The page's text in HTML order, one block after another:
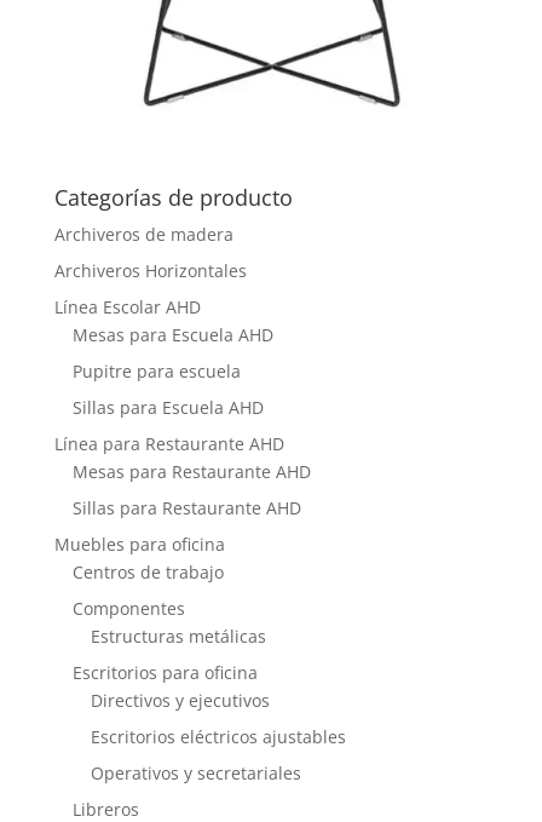
Categorías de producto
Archiveros de madera
Archiveros Horizontales
Línea Escolar AHD
Mesas para Escuela AHD
Pupitre para escuela
Sillas para Escuela AHD
Línea para Restaurante AHD
Mesas para Restaurante AHD
Sillas para Restaurante AHD
Muebles para oficina
Centros de trabajo
Componentes
Estructuras metálicas
Escritorios para oficina
Directivos y ejecutivos
Escritorios eléctricos ajustables
Operativos y secretariales
Libreros